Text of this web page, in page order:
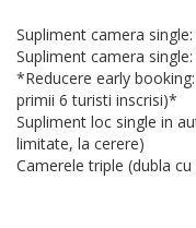
Supliment camera
Supliment camera
*Reducere early
primii 6 turisti inscrisi)*
Supliment loc single in
limitate, la cerere)
Camerele triple (dubla